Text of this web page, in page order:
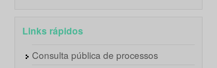
Links rápidos
Consulta pública de processos